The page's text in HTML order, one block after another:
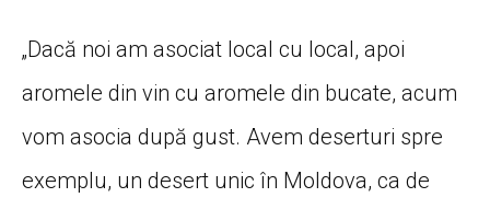
„Dacă noi am asociat local cu local, apoi
aromele din vin cu aromele din bucate, acum
vom asocia după gust. Avem deserturi spre
exemplu, un desert unic în Moldova, ca de